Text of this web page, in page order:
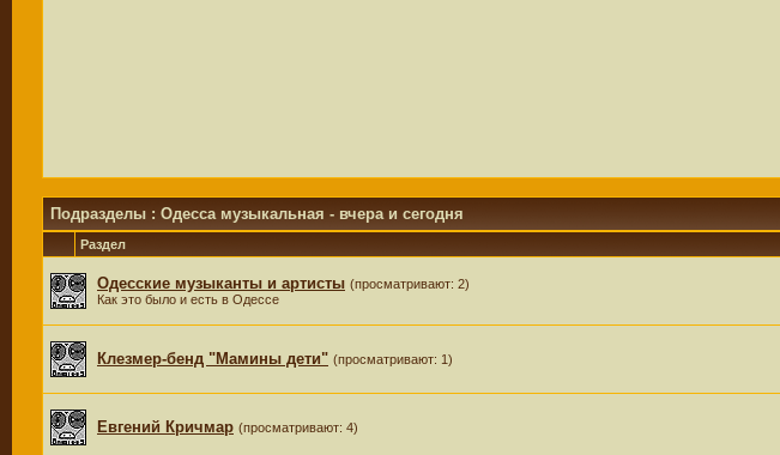
Подразделы : Одесса музыкальная - вчера и сегодня
Раздел
Одесские музыканты и артисты (просматривают: 2)
Как это было и есть в Одессе
Клезмер-бенд "Мамины дети" (просматривают: 1)
Евгений Кричмар (просматривают: 4)